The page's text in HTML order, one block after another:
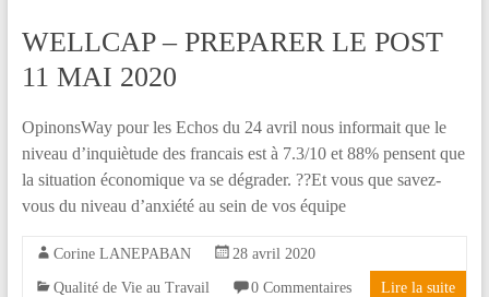
WELLCAP – PREPARER LE POST
11 MAI 2020
OpinonsWay pour les Echos du 24 avril nous informait que le
niveau d’inquiètude des francais est à 7.3/10 et 88% pensent que
la situation économique va se dégrader. ?️‍?️Et vous que savez-
vous du niveau d’anxiété au sein de vos équipe
Corine LANEPABAN 28 avril 2020
Qualité de Vie au Travail 0 Commentaires Lire la suite